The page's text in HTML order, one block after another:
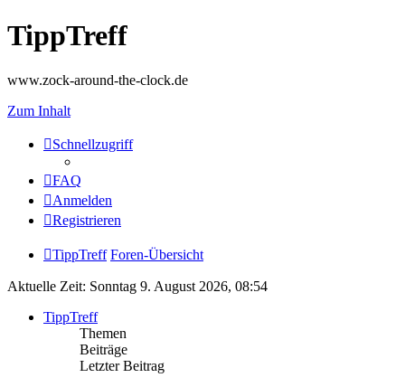
TippTreff
www.zock-around-the-clock.de
Zum Inhalt
Schnellzugriff
FAQ
Anmelden
Registrieren
TippTreff Foren-Übersicht
Aktuelle Zeit: Sonntag 9. August 2026, 08:54
TippTreff
Themen
Beiträge
Letzter Beitrag